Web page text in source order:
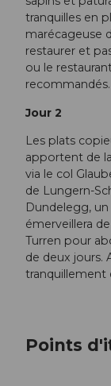
tranquilles en
marécageuse
restaurer et
ou le
recommandés.
Jour 2
Les plats
apportent de
via le col
de Lungern-
Dundelegg,
émerveillera
Turren pour
de deux jours.
tranquillement
Points